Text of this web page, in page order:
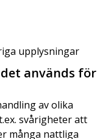
upplysningar
det används för
av olika
svårigheter att
många nattliga